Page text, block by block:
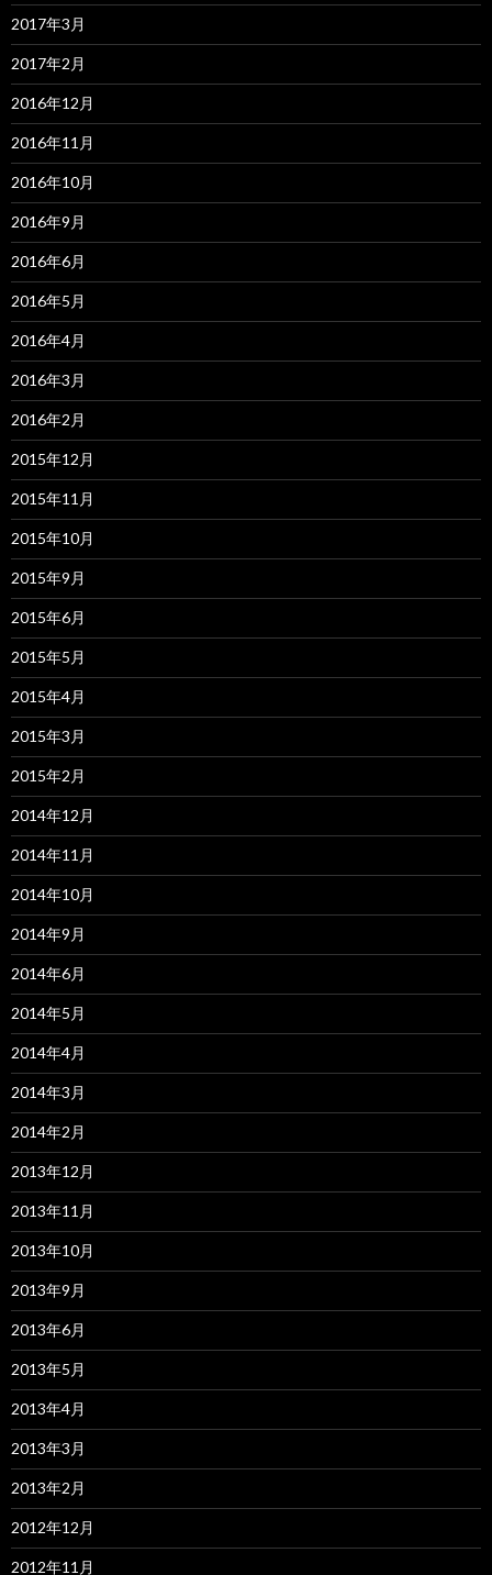
2017年3月
2017年2月
2016年12月
2016年11月
2016年10月
2016年9月
2016年6月
2016年5月
2016年4月
2016年3月
2016年2月
2015年12月
2015年11月
2015年10月
2015年9月
2015年6月
2015年5月
2015年4月
2015年3月
2015年2月
2014年12月
2014年11月
2014年10月
2014年9月
2014年6月
2014年5月
2014年4月
2014年3月
2014年2月
2013年12月
2013年11月
2013年10月
2013年9月
2013年6月
2013年5月
2013年4月
2013年3月
2013年2月
2012年12月
2012年11月